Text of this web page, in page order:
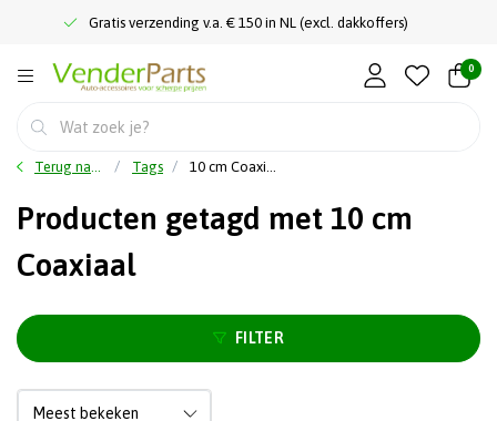
Gratis verzending v.a. € 150 in NL (excl. dakkoffers)
0
Terug naar home Tags 10 cm Coaxiaal
Producten getagd met 10 cm
Coaxiaal
FILTER